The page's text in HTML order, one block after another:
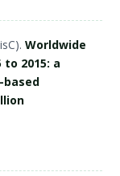
Worldwide
2015: a
based